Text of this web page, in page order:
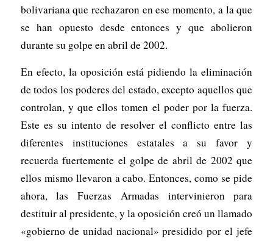
bolivariana que rechazaron en ese momento, a la que
se han opuesto desde entonces y que abolieron
durante su golpe en abril de 2002.
En efecto, la oposición está pidiendo la eliminación
de todos los poderes del estado, excepto aquellos que
controlan, y que ellos tomen el poder por la fuerza.
Este es su intento de resolver el conflicto entre las
diferentes instituciones estatales a su favor y
recuerda fuertemente el golpe de abril de 2002 que
ellos mismo llevaron a cabo. Entonces, como se pide
ahora, las Fuerzas Armadas intervinieron para
destituir al presidente, y la oposición creó un llamado
«gobierno de unidad nacional» presidido por el jefe